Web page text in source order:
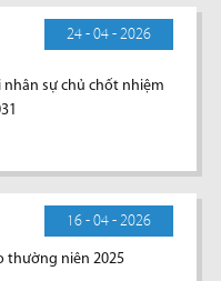
24 - 04 - 2026
nhân sự chủ chốt nhiệm
16 - 04 - 2026
thường niên 2025